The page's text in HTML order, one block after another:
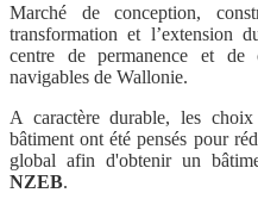
Marché de conception,
transformation et l’extension
centre de permanence et de
navigables de Wallonie.
A caractère durable, les
bâtiment ont été pensés pour
global afin d'obtenir un
NZEB.